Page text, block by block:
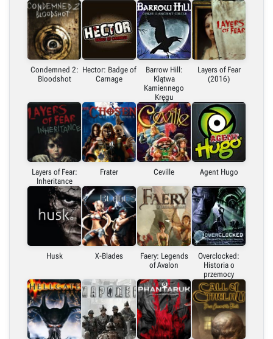
Condemned 2:
Bloodshot
Hector: Badge of
Carnage
Barrow Hill:
Klątwa
Kamiennego
Kręgu
Layers of Fear
(2016)
Layers of Fear:
Inheritance
Frater Ceville Agent Hugo
Husk X-Blades
Faery: Legends
of Avalon
Overclocked:
Historia o
przemocy